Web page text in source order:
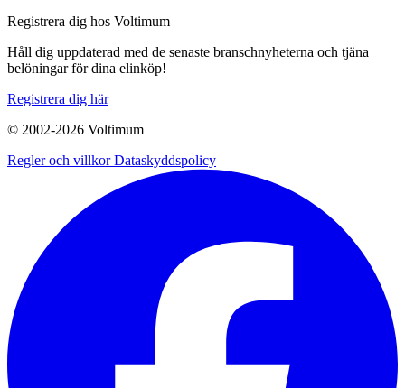
Registrera dig hos Voltimum
Håll dig uppdaterad med de senaste branschnyheterna och tjäna
belöningar för dina elinköp!
Registrera dig här
© 2002-2026 Voltimum
Regler och villkorDataskyddspolicy